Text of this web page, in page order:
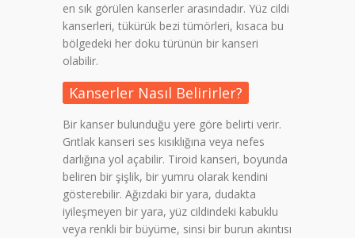
en sık görülen kanserler arasındadır. Yüz cildi
kanserleri, tükürük bezi tümörleri, kısaca bu
bölgedeki her doku türünün bir kanseri
olabilir.
Kanserler Nasıl Belirirler?
Bir kanser bulunduğu yere göre belirti verir.
Grıtlak kanseri ses kısıklığına veya nefes
darlığına yol açabilir. Tiroid kanseri, boyunda
beliren bir şişlik, bir yumru olarak kendini
gösterebilir. Ağızdaki bir yara, dudakta
iyileşmeyen bir yara, yüz cildindeki kabuklu
veya renkli bir büyüme, sinsi bir burun akıntısı